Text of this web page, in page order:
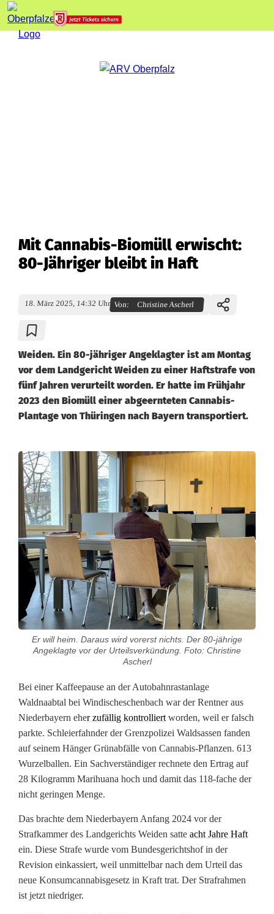
Mit Cannabis-Biomüll erwischt:
80-Jähriger bleibt in Haft
18. März 2025, 14:32 Uhr Von: Christine Ascherl
Weiden. Ein 80-jähriger Angeklagter ist am Montag
vor dem Landgericht Weiden zu einer Haftstrafe von
fünf Jahren verurteilt worden. Er hatte im Frühjahr
2023 den Biomüll einer abgeernteten Cannabis-
Plantage von Thüringen nach Bayern transportiert.
M
C
a
a
s
-
B
i
o
m
ü
l
l
Er will heim. Daraus wird vorerst nichts. Der 80-jährige
Angeklagte vor der Urteilsverkündung. Foto: Christine
Ascherl
Bei einer Kaffeepause an der Autobahnrastanlage
Waldnaabtal bei Windischeschenbach war der Rentner aus
Niederbayern eher zufällig kontrolliert worden, weil er falsch
parkte. Schleierfahnder der Grenzpolizei Waldsassen fanden
auf seinem Hänger Grünabfälle von Cannabis-Pflanzen. 613
Wurzelballen. Ein Sachverständiger rechnete den Ertrag auf
28 Kilogramm Marihuana hoch und damit das 118-fache der
nicht geringen Menge.
Das brachte dem Niederbayern Anfang 2024 vor der
Strafkammer des Landgerichts Weiden satte acht Jahre Haft
ein. Diese Strafe wurde vom Bundesgerichtshof in der
Revision einkassiert, weil unmittelbar nach dem Urteil das
neue Konsumcannabisgesetz in Kraft trat. Der Strafrahmen
ist jetzt niedriger.